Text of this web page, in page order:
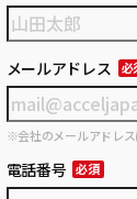
メールアドレス
※会社のメールアドレ
電話番号